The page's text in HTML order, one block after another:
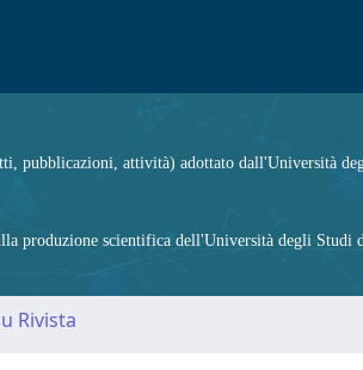
pubblicazioni, attività) adottato dall'Università
produzione scientifica dell'Università degli
Rivista